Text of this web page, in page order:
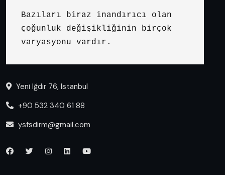
Bazıları biraz inandırıcı olan
çoğunluk değişikliğinin birçok
varyasyonu vardır.
Yeni Iğdır 76, Istanbul
+90 532 340 61 88
ysfsdirm@gmail.com